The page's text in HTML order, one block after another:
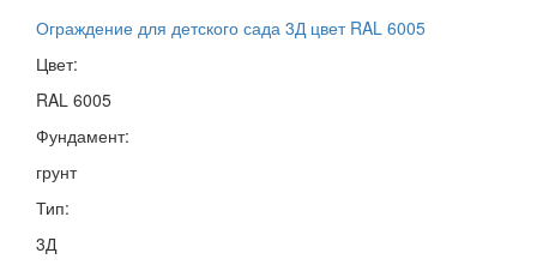
Ограждение для детского сада 3Д цвет RAL 6005
Цвет:
RAL 6005
Фундамент:
грунт
Тип:
3Д